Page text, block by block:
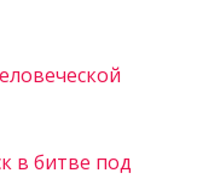
в битве под